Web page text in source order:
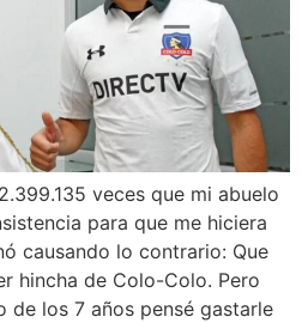
veces que mi abuelo
para que me hiciera
causando lo contrario: Que
hincha de Colo-Colo. Pero
de los 7 años pensé gastarle